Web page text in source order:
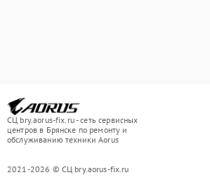
СЦ bry.aorus-fix.ru - сеть сервисных
центров в Брянске по ремонту и
обслуживанию техники Aorus
2021-2026 © СЦ bry.aorus-fix.ru